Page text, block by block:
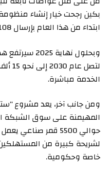
بكين رجحت خيار إنشاء
ابتداء من هذا العام بإرسال 108 أقمار صناعية.
الخدمة مباشرة.
ومن جانب آخر، يعد مشروع
المهيمنة على سوق الشبكة
حوالي 5500 قمر
لشريحة كبيرة من
خاصة وحكومية.